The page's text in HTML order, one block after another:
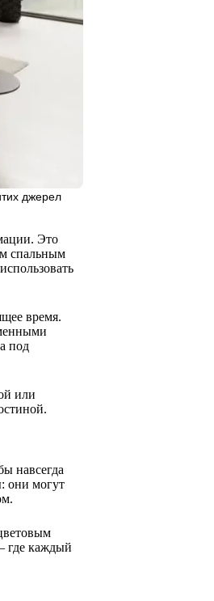
джерел
Это
спальным
время.
под
или
навсегда
они могут
где каждый